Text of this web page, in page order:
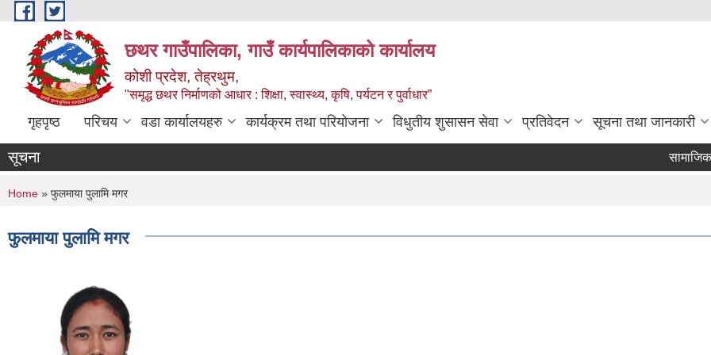
Skip to main content
छथर गाउँपालिका, गाउँ कार्यपालिकाको कार्यालय
कोशी प्रदेश, तेह्रथुम,
"समृद्ध छथर निर्माणको आधार : शिक्षा, स्वास्थ्य, कृषि, पर्यटन र पुर्वाधार”
गृहपृष्ठ परिचय वडा कार्यालयहरु कार्यक्रम तथा परियोजना विधुतीय शुसासन सेवा प्रतिवेदन सूचना तथा जानकारी
सूचना सामाजिक
You are here
Home » फुलमाया पुलामि मगर
फुलमाया पुलामि मगर